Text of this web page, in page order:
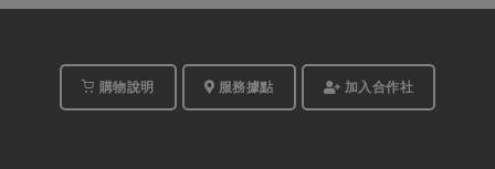
購物說明 服務據點 加入合作社